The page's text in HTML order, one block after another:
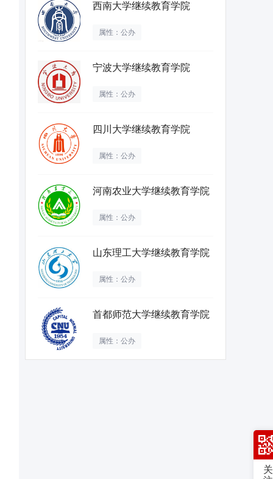
西南大学继续教育学院
属性：公办
宁波大学继续教育学院
属性：公办
四川大学继续教育学院
属性：公办
河南农业大学继续教育学院
属性：公办
山东理工大学继续教育学院
属性：公办
首都师范大学继续教育学院
属性：公办
关